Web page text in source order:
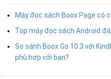
Máy đọc sách Boox Page có
Top máy đọc sách Android
So sánh Boox Go 10.3 với
phù hợp với bạn?